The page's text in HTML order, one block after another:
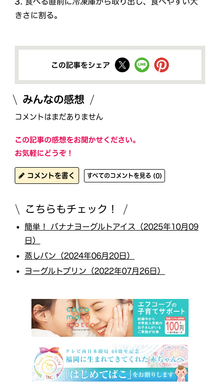
きさに割る。
この記事をシェア
みんなの感想
コメントはまだありません
この記事の感想をお聞かせください。
お気軽にどうぞ！
コメントを書く すべてのコメントを見る (0)
こちらもチェック！
簡単！ バナナヨーグルトアイス（2025年10月09
日）
蒸しパン（2024年06月20日）
ヨーグルトプリン（2022年07月26日）